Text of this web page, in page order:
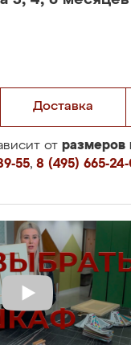
Доставка
от размеров
55, 8 (495) 665-